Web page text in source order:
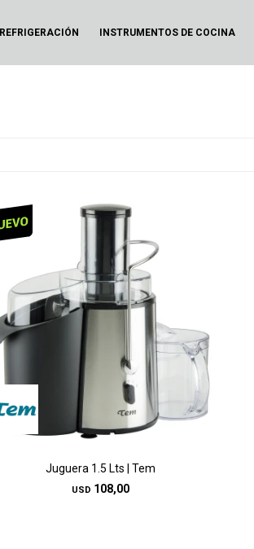
REFRIGERACIÓN INSTRUMENTOS DE COCINA
Juguera 1.5 Lts | Tem
USD 108,00